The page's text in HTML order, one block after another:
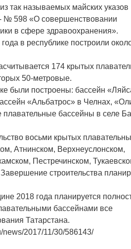
так называемых майских указов
- № 598 «О совершенствовании
в сфере здравоохранения».
в республике построили
174 крытых
50-метровые.
были построены: бассейн
«Альбатрос» в Челнах,
плавательные бассейны в селе
восьми крытых
Атнинском, Верхнеуслонском,
Пестречинском,
строительства
2018 года планируется
бассейнами все
Татарстана.
news/2017/11/30/586143/